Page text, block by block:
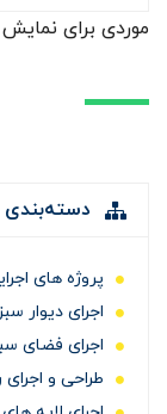
موردی برای نمایش
دسته‌بندی
پروژه های
اجرای دیوار سبز
اجرای فضای
طراحی و